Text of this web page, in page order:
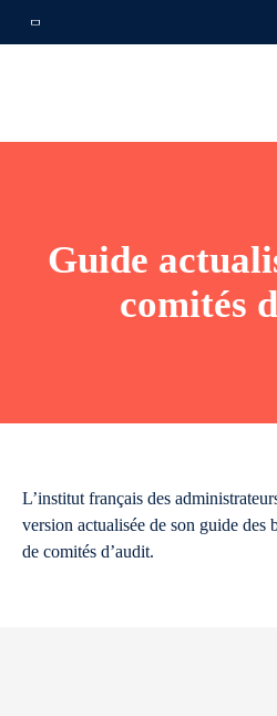
Guide
comités
L’institut français des
version actualisée de son guide des
de comités d’audit.